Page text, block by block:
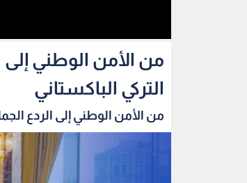
من الأمن الوطني إلى
التركي الباكستاني
من الأمن الوطني إلى الردع